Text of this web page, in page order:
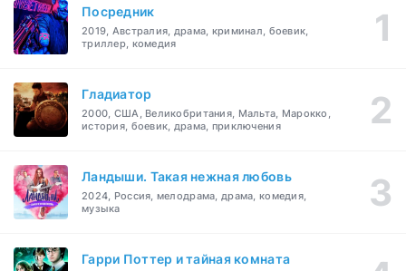
Посредник
2019, Австралия, драма, криминал, боевик,
триллер, комедия
Гладиатор
2000, США, Великобритания, Мальта, Марокко,
история, боевик, драма, приключения
Ландыши. Такая нежная любовь
2024, Россия, мелодрама, драма, комедия,
музыка
Гарри Поттер и тайная комната